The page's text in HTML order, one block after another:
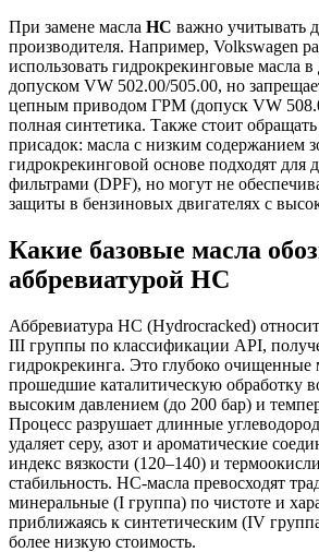
При замене масла HC важно учитывать
производителя. Например, Volkswagen
использовать гидрокрекинговые масла в
допуском VW 502.00/505.00, но
цепным приводом ГРМ (допуск VW
полная синтетика. Также стоит
присадок: масла с низким содержанием
гидрокрекинговой основе подходят для
фильтрами (DPF), но могут не
защиты в бензиновых двигателях с
Какие базовые масла
аббревиатурой HC
Аббревиатура HC (Hydrocracked)
III группы по классификации API,
гидрокрекинга. Это глубоко очищенные
прошедшие каталитическую обработку
высоким давлением (до 200 бар) и
Процесс разрушает длинные
удаляет серу, азот и ароматические
индекс вязкости (120–140) и
стабильность. HC-масла превосходят
минеральные (I группа) по чистоте и
приближаясь к синтетическим (IV
более низкую стоимость.